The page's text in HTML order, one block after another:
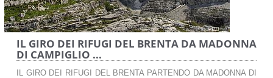
IL GIRO DEI RIFUGI DEL BRENTA DA MADONNA
DI CAMPIGLIO ...
IL GIRO DEI RIFUGI DEL BRENTA PARTENDO DA MADONNA DI